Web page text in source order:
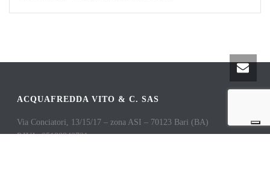
ACQUAFREDDA VITO & C. SAS
Via Conciatori, 13/15/17 – zona ASI – 70123 Bari (BA)
P.IVA: 05188840721